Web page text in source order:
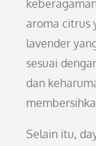
aroma citrus
lavender
sesuai
dan
Selain itu,